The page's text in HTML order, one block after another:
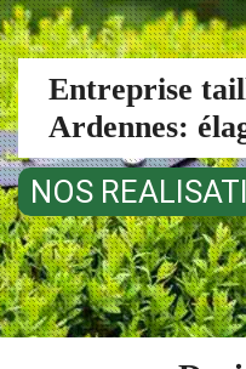
Entreprise
Ardennes:
NOS